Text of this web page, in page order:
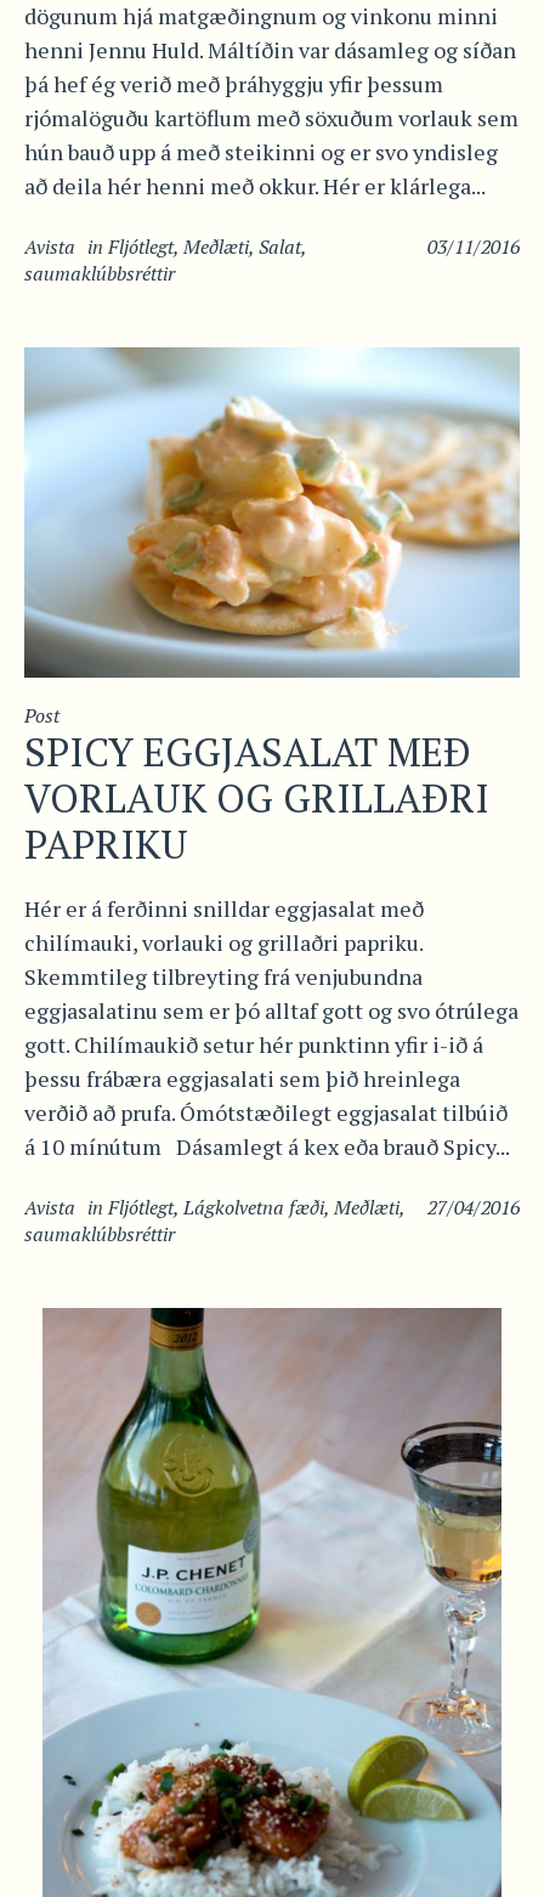
dögunum hjá matgæðingnum og vinkonu minni
henni Jennu Huld. Máltíðin var dásamleg og síðan
þá hef ég verið með þráhyggju yfir þessum
rjómalöguðu kartöflum með söxuðum vorlauk sem
hún bauð upp á með steikinni og er svo yndisleg
að deila hér henni með okkur. Hér er klárlega...
03/11/2016
Avista inFljótlegt,Meðlæti, Salat,
saumaklúbbsréttir
Post
SPICY EGGJASALAT MEÐ
VORLAUK OG GRILLAÐRI
PAPRIKU
Hér er á ferðinni snilldar eggjasalat með
chilímauki, vorlauki og grillaðri papriku.
Skemmtileg tilbreyting frá venjubundna
eggjasalatinu sem er þó alltaf gott og svo ótrúlega
gott. Chilímaukið setur hér punktinn yfir i-ið á
þessu frábæra eggjasalati sem þið hreinlega
verðið að prufa. Ómótstæðilegt eggjasalat tilbúið
á 10 mínútum Dásamlegt á kex eða brauð Spicy...
27/04/2016
Avista inFljótlegt,Lágkolvetna fæði,Meðlæti,
saumaklúbbsréttir